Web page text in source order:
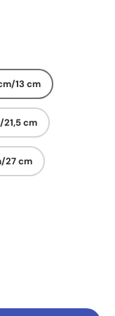
13 cm
21,5 cm
27 cm